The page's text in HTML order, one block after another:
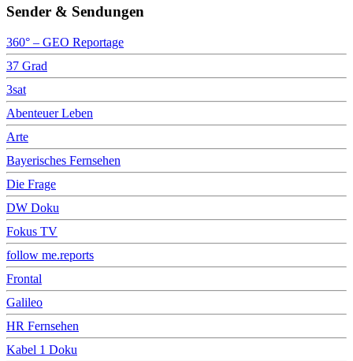
Sender & Sendungen
360° – GEO Reportage
37 Grad
3sat
Abenteuer Leben
Arte
Bayerisches Fernsehen
Die Frage
DW Doku
Fokus TV
follow me.reports
Frontal
Galileo
HR Fernsehen
Kabel 1 Doku